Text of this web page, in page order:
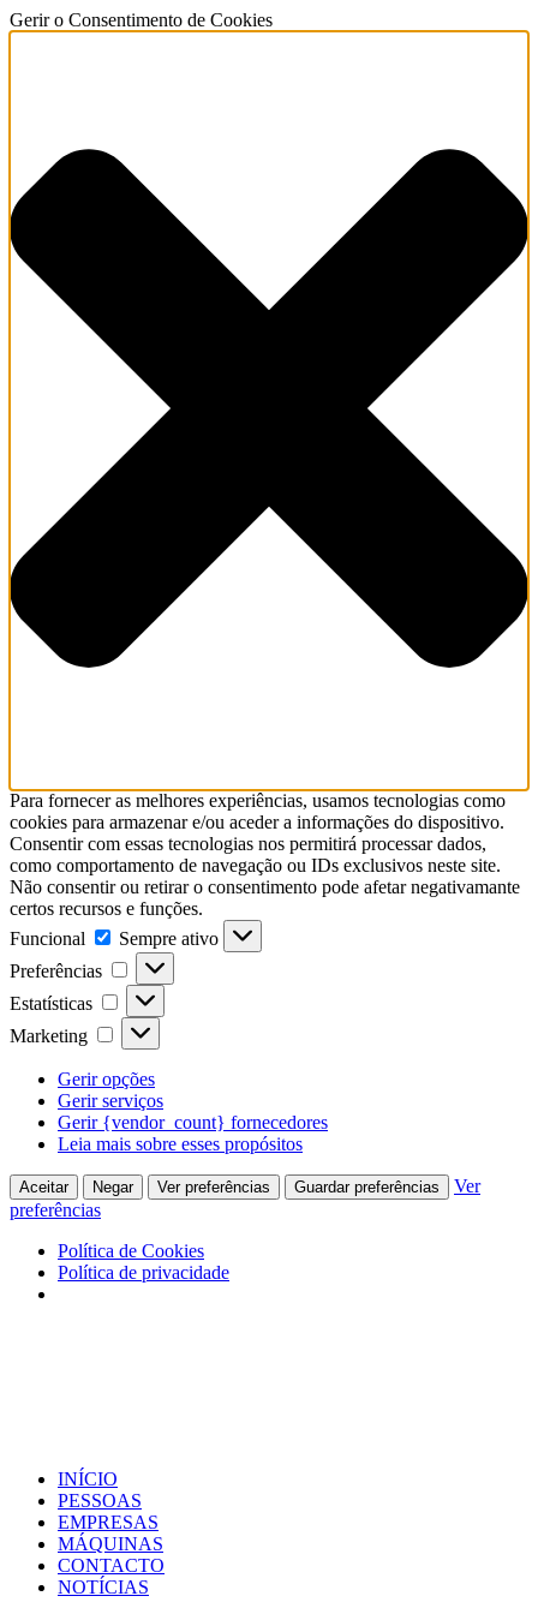
Gerir o Consentimento de Cookies
Para fornecer as melhores experiências, usamos tecnologias como
cookies para armazenar e/ou aceder a informações do dispositivo.
Consentir com essas tecnologias nos permitirá processar dados,
como comportamento de navegação ou IDs exclusivos neste site.
Não consentir ou retirar o consentimento pode afetar negativamante
certos recursos e funções.
Funcional
Funcional
Sempre ativo
Preferências
Preferências
Estatísticas Estatísticas
Marketing Marketing
Gerir opções
Gerir serviços
Gerir {vendor_count} fornecedores
Leia mais sobre esses propósitos
Aceitar Negar Ver preferências Guardar preferências
Ver
preferências
Política de Cookies
Política de privacidade
INÍCIO
PESSOAS
EMPRESAS
MÁQUINAS
CONTACTO
NOTÍCIAS